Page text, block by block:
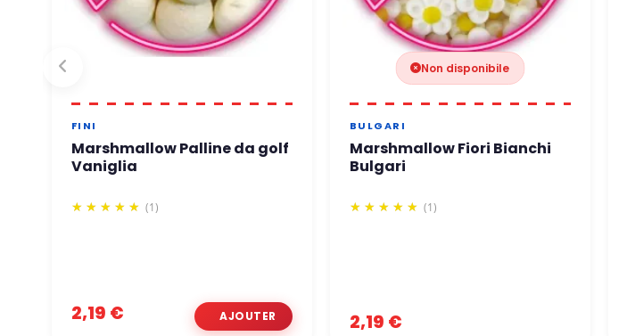
FINI
Marshmallow Palline da golf
Vaniglia
(1)
2,19 €
Non disponibile
BULGARI
Marshmallow Fiori Bianchi
Bulgari
(1)
2,19 €